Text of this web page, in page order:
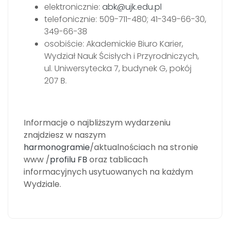
elektronicznie: abk@ujk.edu.pl
telefonicznie: 509-711-480; 41-349-66-30,
349-66-38
osobiście: Akademickie Biuro Karier,
Wydział Nauk Ścisłych i Przyrodniczych,
ul. Uniwersytecka 7, budynek G, pokój
207 B.
Informacje o najbliższym wydarzeniu
znajdziesz w naszym
harmonogramie/aktualnościach na stronie
www /profilu FB oraz tablicach
informacyjnych usytuowanych na każdym
Wydziale.